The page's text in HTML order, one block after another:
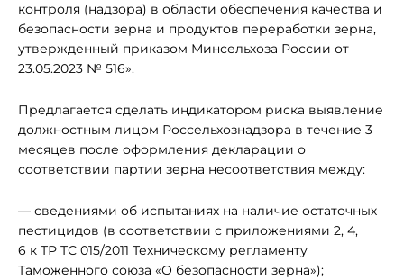
контроля (надзора) в области обеспечения качества и
безопасности зерна и продуктов переработки зерна,
утвержденный приказом Минсельхоза России от
23.05.2023 № 516».
Предлагается сделать индикатором риска выявление
должностным лицом Россельхознадзора в течение 3
месяцев после оформления декларации о
соответствии партии зерна несоответствия между:
— сведениями об испытаниях на наличие остаточных
пестицидов (в соответствии с приложениями 2, 4,
6 к ТР ТС 015/2011 Техническому регламенту
Таможенного союза «О безопасности зерна»);